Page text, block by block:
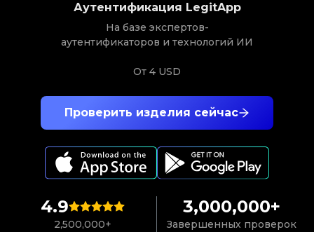
4.9
2,500,000+
3,000,000+
Завершенных проверок
Проверить изделия сейчас
Аутентификация LegitApp
На базе экспертов-
аутентификаторов и технологий ИИ
От 4 USD